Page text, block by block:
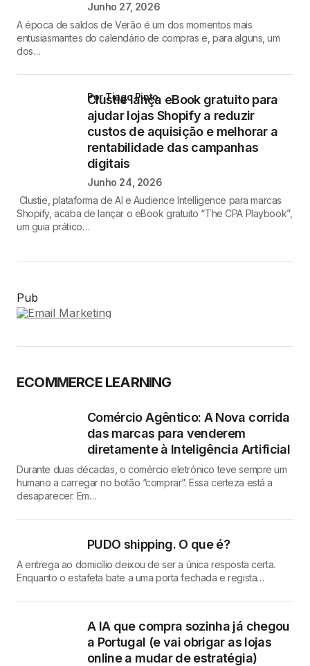
Junho 27, 2026
A época de saldos de Verão é um dos momentos mais
entusiasmantes do calendário de compras e, para alguns, um
dos…
Clustie lança eBook gratuito para
ajudar lojas Shopify a reduzir
custos de aquisição e melhorar a
rentabilidade das campanhas
digitais
por Tiago Pinto
Junho 24, 2026
Clustie, plataforma de AI e Audience Intelligence para marcas
Shopify, acaba de lançar o eBook gratuito “The CPA Playbook”,
um guia prático…
Pub
ECOMMERCE LEARNING
Comércio Agêntico: A Nova corrida
das marcas para venderem
diretamente à Inteligência Artificial
Durante duas décadas, o comércio eletrónico teve sempre um
humano a carregar no botão “comprar”. Essa certeza está a
desaparecer. Em…
PUDO shipping. O que é?
A entrega ao domicílio deixou de ser a única resposta certa.
Enquanto o estafeta bate a uma porta fechada e regista…
A IA que compra sozinha já chegou
a Portugal (e vai obrigar as lojas
online a mudar de estratégia)